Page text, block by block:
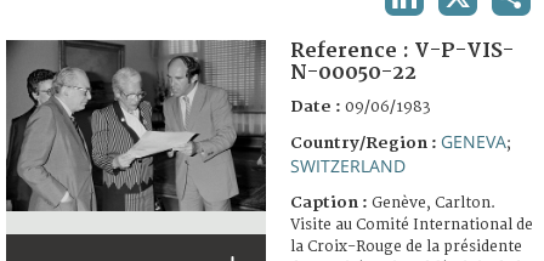
FAQ
Reference : V-P-VIS-
N-00050-22
Date : 09/06/1983
Country/Region : GENEVA;
SWITZERLAND
Caption : Genève, Carlton.
Visite au Comité International de
la Croix-Rouge de la présidente